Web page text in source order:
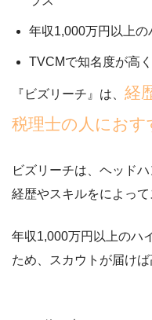
年収1,000万円以上
TVCMで知名度が高
『ビズリーチ』は、 経
税理士の人におす
ビズリーチは、 ヘッド
経歴やスキルをによって
年収1,000万円以上のハ
ため、スカウトが届けば